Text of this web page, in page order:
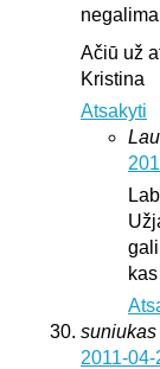
Ačiū už
Kristina
Atsakyti
suniukas
2011-